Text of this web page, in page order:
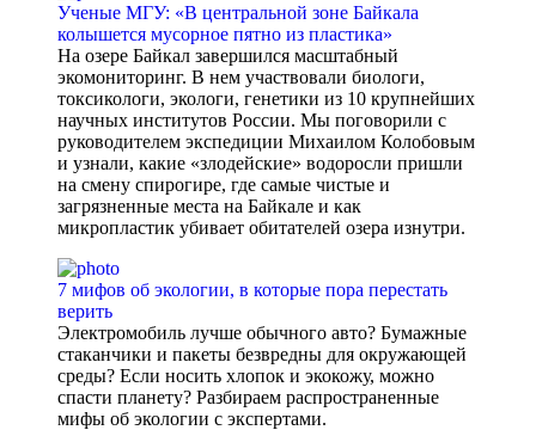
Ученые МГУ: «В центральной зоне Байкала
колышется мусорное пятно из пластика»
На озере Байкал завершился масштабный
экомониторинг. В нем участвовали биологи,
токсикологи, экологи, генетики из 10 крупнейших
научных институтов России. Мы поговорили с
руководителем экспедиции Михаилом Колобовым
и узнали, какие «злодейские» водоросли пришли
на смену спирогире, где самые чистые и
загрязненные места на Байкале и как
микропластик убивает обитателей озера изнутри.
7 мифов об экологии, в которые пора перестать
верить
Электромобиль лучше обычного авто? Бумажные
стаканчики и пакеты безвредны для окружающей
среды? Если носить хлопок и экокожу, можно
спасти планету? Разбираем распространенные
мифы об экологии с экспертами.